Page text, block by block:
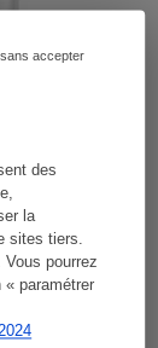
des
la
sites tiers.
pourrez
« paramétrer
accepter
(vidéo)